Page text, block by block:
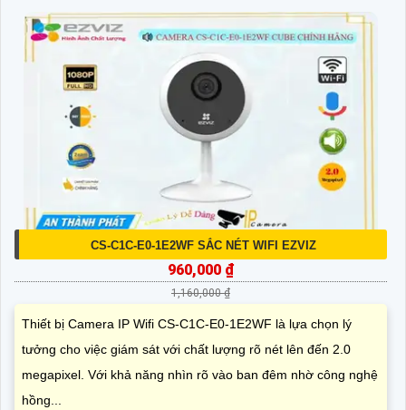
CS-C1C-E0-1E2WF SẮC NÉT WIFI EZVIZ
960,000 ₫
1,160,000 ₫
Thiết bị Camera IP Wifi CS-C1C-E0-1E2WF là lựa chọn lý
tưởng cho việc giám sát với chất lượng rõ nét lên đến 2.0
megapixel. Với khả năng nhìn rõ vào ban đêm nhờ công nghệ
hồng...